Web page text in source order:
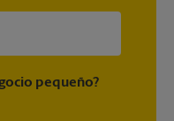
pequeño?